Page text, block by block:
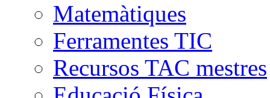
Matemàtiques
Ferramentes TIC
Recursos TAC mestres